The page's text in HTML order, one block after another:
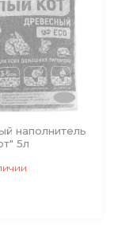
наполнитель
5л